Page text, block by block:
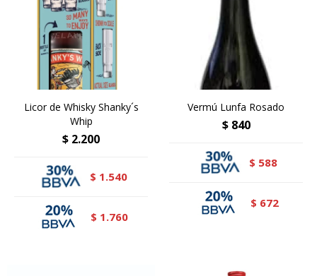
Licor de Whisky Shanky´s
Whip
$ 2.200
$ 1.540
$ 1.760
Vermú Lunfa Rosado
$ 840
$ 588
$ 672